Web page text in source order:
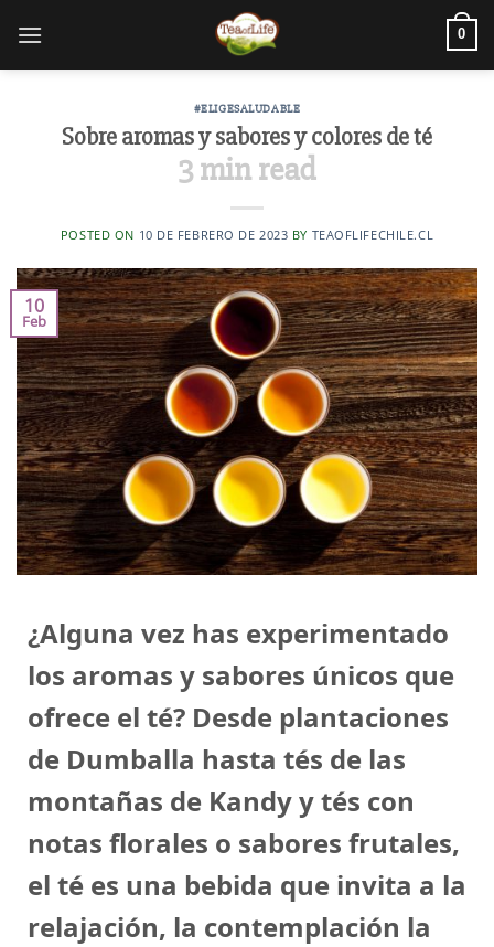
0
#ELIGESALUDABLE
Sobre aromas y sabores y colores de té
3min read
POSTED ON 10 DE FEBRERO DE 2023 BY TEAOFLIFECHILE.CL
10
Feb
¿Alguna vez has experimentado
los aromas y sabores únicos que
ofrece el té? Desde plantaciones
de Dumballa hasta tés de las
montañas de Kandy y tés con
notas florales o sabores frutales,
el té es una bebida que invita a la
relajación, la contemplación la